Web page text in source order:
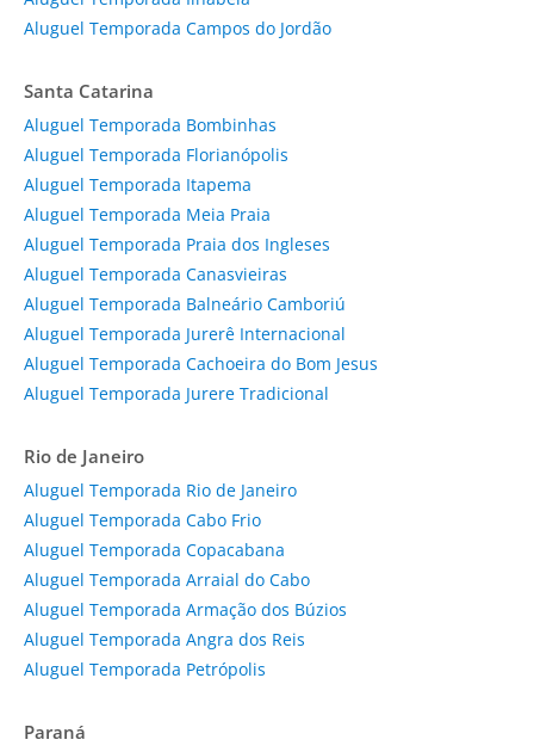
Aluguel Temporada Campos do Jordão
Santa Catarina
Aluguel Temporada Bombinhas
Aluguel Temporada Florianópolis
Aluguel Temporada Itapema
Aluguel Temporada Meia Praia
Aluguel Temporada Praia dos Ingleses
Aluguel Temporada Canasvieiras
Aluguel Temporada Balneário Camboriú
Aluguel Temporada Jurerê Internacional
Aluguel Temporada Cachoeira do Bom Jesus
Aluguel Temporada Jurere Tradicional
Rio de Janeiro
Aluguel Temporada Rio de Janeiro
Aluguel Temporada Cabo Frio
Aluguel Temporada Copacabana
Aluguel Temporada Arraial do Cabo
Aluguel Temporada Armação dos Búzios
Aluguel Temporada Angra dos Reis
Aluguel Temporada Petrópolis
Paraná